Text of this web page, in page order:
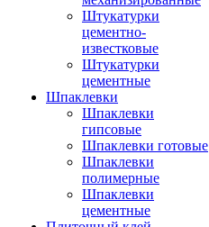
Штукатурки
цементно-
известковые
Штукатурки
цементные
Шпаклевки
Шпаклевки
гипсовые
Шпаклевки готовые
Шпаклевки
полимерные
Шпаклевки
цементные